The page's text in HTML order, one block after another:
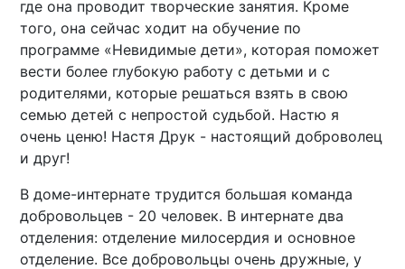
где она проводит творческие занятия. Кроме
того, она сейчас ходит на обучение по
программе «Невидимые дети», которая поможет
вести более глубокую работу с детьми и с
родителями, которые решаться взять в свою
семью детей с непростой судьбой. Настю я
очень ценю! Настя Друк - настоящий доброволец
и друг!
В доме-интернате трудится большая команда
добровольцев - 20 человек. В интернате два
отделения: отделение милосердия и основное
отделение. Все добровольцы очень дружные, у